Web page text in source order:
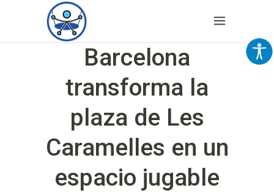
Barcelona
transforma la
plaza de Les
Caramelles en un
espacio jugable